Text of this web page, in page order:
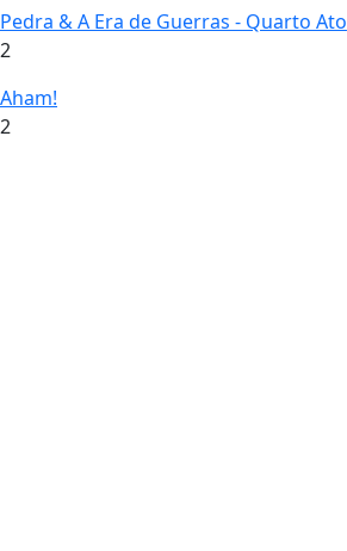
Pedra & A Era de Guerras - Quarto Ato
2
Aham!
2